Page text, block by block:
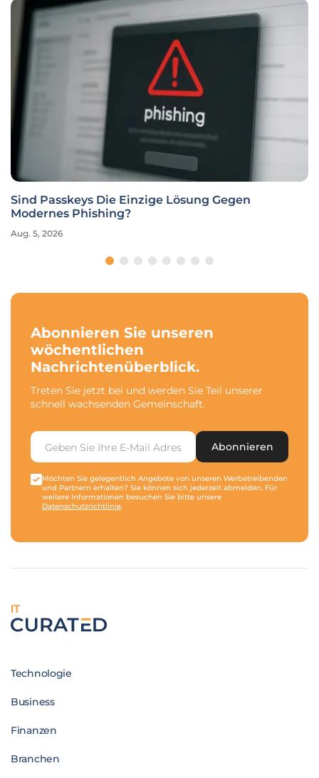
Sind Passkeys Die Einzige Lösung Gegen
Modernes Phishing?
Aug. 5, 2026
Abonnieren Sie unseren
wöchentlichen
Nachrichtenüberblick.
Treten Sie jetzt bei und werden Sie Teil unserer
schnell wachsenden Gemeinschaft.
Abonnieren
Möchten Sie gelegentlich Angebote von unseren Werbetreibenden
und Partnern erhalten? Sie können sich jederzeit abmelden. Für
weitere Informationen besuchen Sie bitte unsere
Datenschutzrichtlinie.
IT
Technologie
Business
Finanzen
Branchen